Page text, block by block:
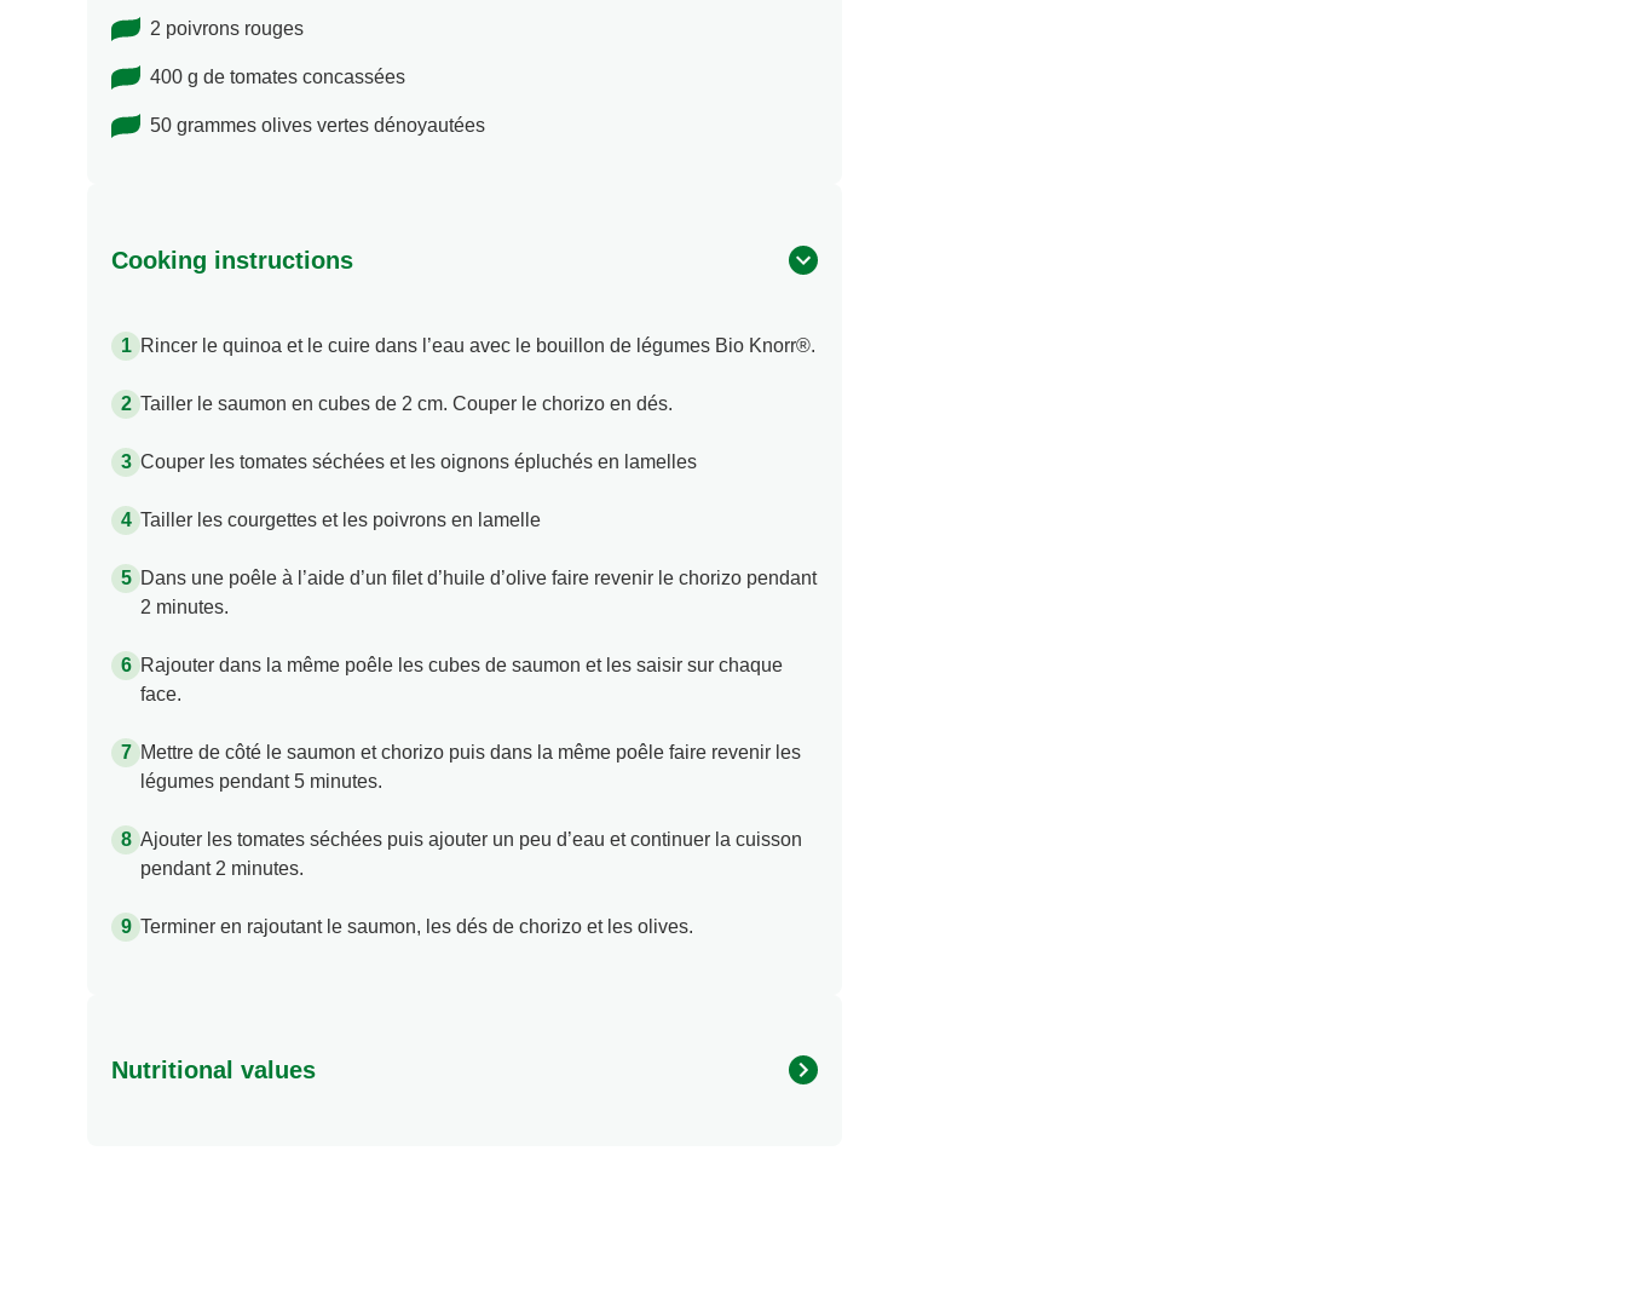
2 poivrons rouges
400 g de tomates concassées
50 grammes olives vertes dénoyautées
Cooking instructions
Rincer le quinoa et le cuire dans l’eau avec le bouillon de légumes Bio Knorr®.
Tailler le saumon en cubes de 2 cm. Couper le chorizo en dés.
Couper les tomates séchées et les oignons épluchés en lamelles
Tailler les courgettes et les poivrons en lamelle
Dans une poêle à l’aide d’un filet d’huile d’olive faire revenir le chorizo pendant
2 minutes.
Rajouter dans la même poêle les cubes de saumon et les saisir sur chaque
face.
Mettre de côté le saumon et chorizo puis dans la même poêle faire revenir les
légumes pendant 5 minutes.
Ajouter les tomates séchées puis ajouter un peu d’eau et continuer la cuisson
pendant 2 minutes.
Terminer en rajoutant le saumon, les dés de chorizo et les olives.
Nutritional values